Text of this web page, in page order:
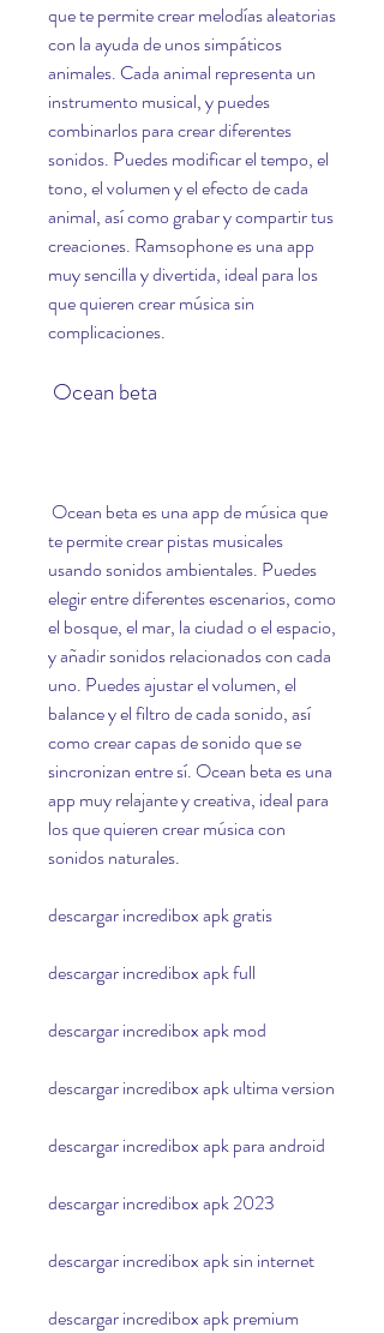
que te permite crear melodías aleatorias
con la ayuda de unos simpáticos
animales. Cada animal representa un
instrumento musical, y puedes
combinarlos para crear diferentes
sonidos. Puedes modificar el tempo, el
tono, el volumen y el efecto de cada
animal, así como grabar y compartir tus
creaciones. Ramsophone es una app
muy sencilla y divertida, ideal para los
que quieren crear música sin
complicaciones.
Ocean beta
te permite crear pistas musicales
usando sonidos ambientales. Puedes
elegir entre diferentes escenarios, como
el bosque, el mar, la ciudad o el espacio,
y añadir sonidos relacionados con cada
uno. Puedes ajustar el volumen, el
balance y el filtro de cada sonido, así
como crear capas de sonido que se
sincronizan entre sí. Ocean beta es una
app muy relajante y creativa, ideal para
los que quieren crear música con
sonidos naturales.
descargar incredibox apk gratis
descargar incredibox apk full
descargar incredibox apk mod
descargar incredibox apk ultima version
descargar incredibox apk para android
descargar incredibox apk 2023
descargar incredibox apk sin internet
descargar incredibox apk premium